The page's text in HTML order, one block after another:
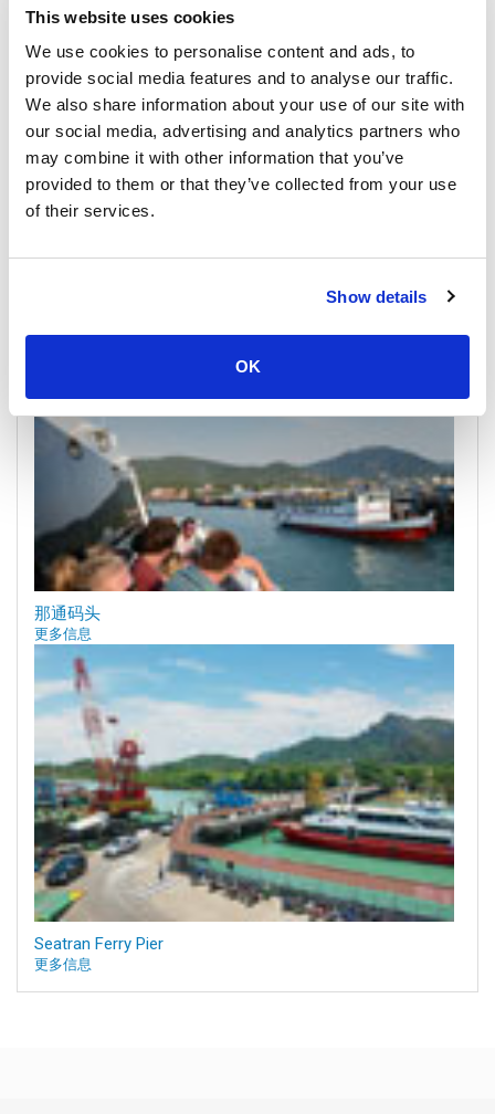
This website uses cookies
We use cookies to personalise content and ads, to
provide social media features and to analyse our traffic.
We also share information about your use of our site with
our social media, advertising and analytics partners who
may combine it with other information that you’ve
provided to them or that they’ve collected from your use
of their services.
Show details
OK
游船时间表和价格
那通码头
更多信息
Seatran Ferry Pier
更多信息